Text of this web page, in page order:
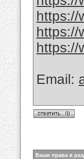
https://
https://
https://
Email:
Ваши права в